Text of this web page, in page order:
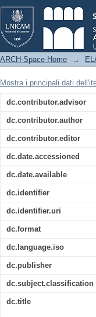
I giochi
Bagnaia -
ARCH-Space Home →
Mostra i principali dati
dc.contributor.advisor
dc.contributor.author
dc.contributor.editor
dc.date.accessioned
dc.date.available
dc.identifier
dc.identifier.uri
dc.format
dc.language.iso
dc.publisher
dc.subject.classification
dc.title